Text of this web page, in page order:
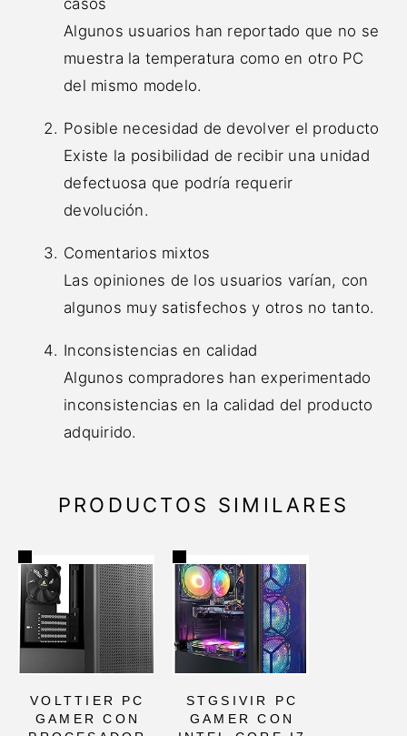
casos
Algunos usuarios han reportado que no se
muestra la temperatura como en otro PC
del mismo modelo.
Posible necesidad de devolver el producto
Existe la posibilidad de recibir una unidad
defectuosa que podría requerir
devolución.
Comentarios mixtos
Las opiniones de los usuarios varían, con
algunos muy satisfechos y otros no tanto.
Inconsistencias en calidad
Algunos compradores han experimentado
inconsistencias en la calidad del producto
adquirido.
PRODUCTOS SIMILARES
VOLTTIER PC
GAMER CON
STGSIVIR PC
GAMER CON